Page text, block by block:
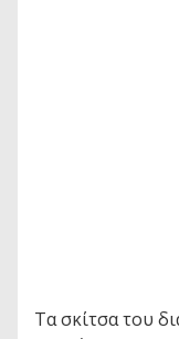
Τα σκίτσα του